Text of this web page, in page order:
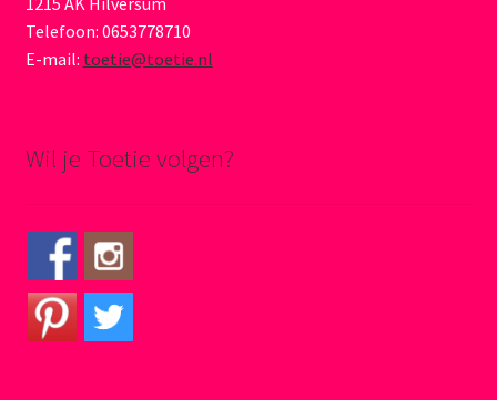
Telefoon: 0653778710
E-mail: toetie@toetie.nl
Wil je Toetie volgen?